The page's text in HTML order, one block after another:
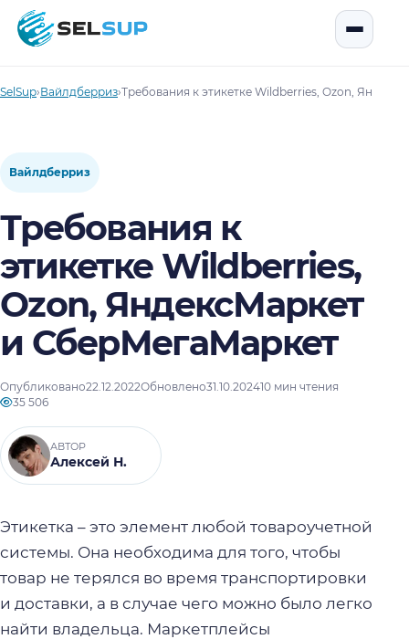
SelSup
SelSup›Вайлдберриз›Требования к этикетке Wildberries, Ozon,
Вайлдберриз
Требования к
этикетке Wildberries,
Ozon, ЯндексМаркет
и СберМегаМаркет
Опубликовано22.12.2022Обновлено31.10.202410 мин чтения
35 506
АВТОР
Алексей Н.
Этикетка – это элемент любой товароучетной
системы. Она необходима для того, чтобы
товар не терялся во время транспортировки
и доставки, а в случае чего можно было легко
найти владельца. Маркетплейсы